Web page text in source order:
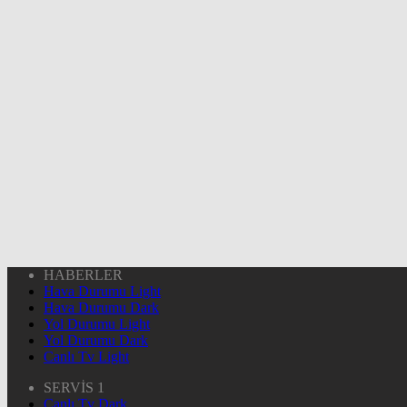
HABERLER
Hava Durumu Light
Hava Durumu Dark
Yol Durumu Light
Yol Durumu Dark
Canlı Tv Light
SERVİS 1
Canlı Tv Dark